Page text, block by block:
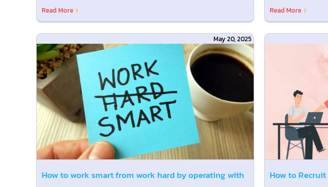
Read More Read More
How to work smart from work hard by operating with
May 20, 2025
How to Recruit Employees fast
with HR Employment Agency
?
How to